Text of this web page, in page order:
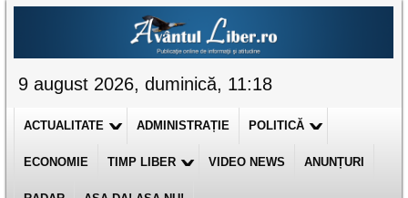
9 august 2026, duminică, 11:18
ACTUALITATE ADMINISTRAȚIE POLITICĂ
ECONOMIE TIMP LIBER VIDEO NEWS ANUNȚURI